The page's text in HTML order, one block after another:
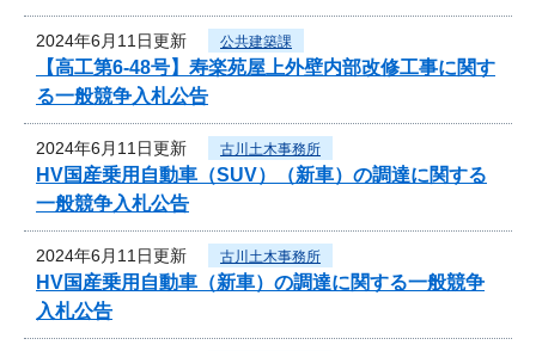
2024年6月11日更新 公共建築課
【高工第6-48号】寿楽苑屋上外壁内部改修工事に関す
る一般競争入札公告
2024年6月11日更新 古川土木事務所
HV国産乗用自動車（SUV）（新車）の調達に関する
一般競争入札公告
2024年6月11日更新 古川土木事務所
HV国産乗用自動車（新車）の調達に関する一般競争
入札公告